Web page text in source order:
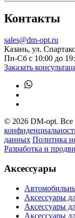
Контакты
sales@dm-opt.ru
Казань, ул.
Пн-Сб с 10:00 до
Заказать
© 2026 DM-opt.
данных Пoлитикa
Разработка и
Аксессуары
Аксессуары
Аксессуары
Аксессуары